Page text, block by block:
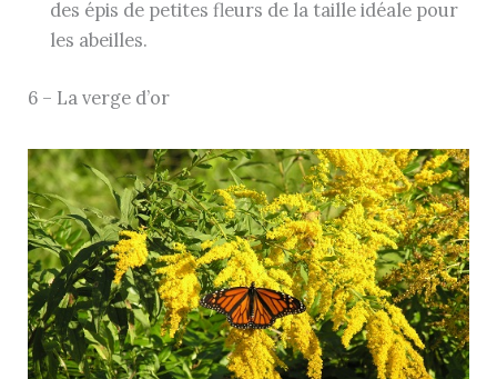
des épis de petites fleurs de la taille idéale pour
les abeilles.
6 – La verge d’or